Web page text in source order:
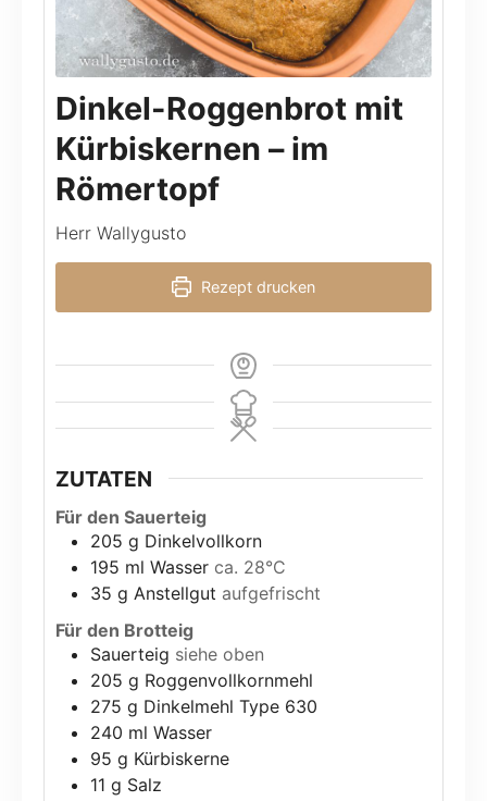
Dinkel-Roggenbrot mit
Kürbiskernen – im
Römertopf
Herr Wallygusto
Rezept drucken
ZUTATEN
Für den Sauerteig
205 g Dinkelvollkorn
195 ml Wasser ca. 28°C
35 g Anstellgut aufgefrischt
Für den Brotteig
Sauerteig siehe oben
205 g Roggenvollkornmehl
275 g Dinkelmehl Type 630
240 ml Wasser
95 g Kürbiskerne
11 g Salz